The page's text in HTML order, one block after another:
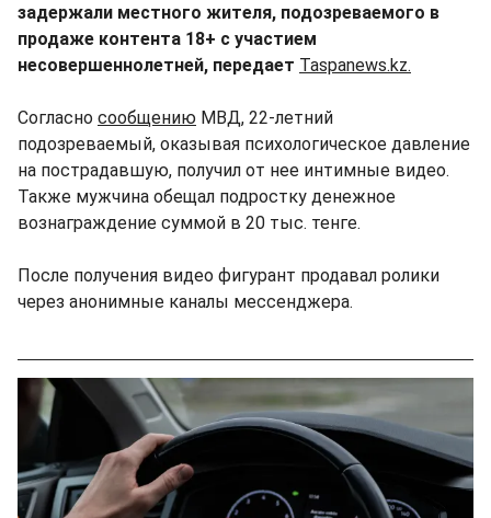
задержали местного жителя, подозреваемого в
продаже контента 18+ с участием
несовершеннолетней, передает Taspanews.kz.
Согласно сообщению МВД, 22-летний
подозреваемый, оказывая психологическое давление
на пострадавшую, получил от нее интимные видео.
Также мужчина обещал подростку денежное
вознаграждение суммой в 20 тыс. тенге.
После получения видео фигурант продавал ролики
через анонимные каналы мессенджера.